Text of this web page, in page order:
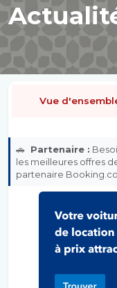
Vue
🚗 Partenaire :
les meilleures offres
partenaire